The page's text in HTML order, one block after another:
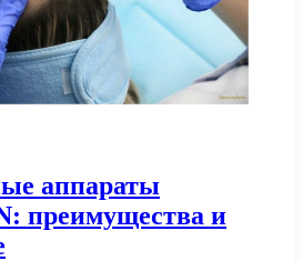
аппараты
преимущества и